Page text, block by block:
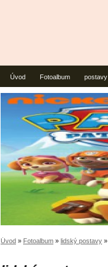
Úvod Fotoalbum postavy
Úvod » Fotoalbum » lidský postavy »